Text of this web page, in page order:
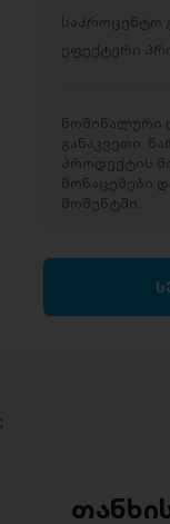
საპროცენტო
ეფექტური
ნომინალური
განაკვეთი,
პროდუქტის
მონაცემები
მომენტში.
;